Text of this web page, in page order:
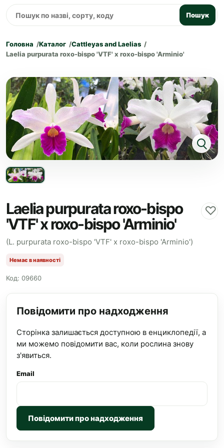
Пошук
Головна Каталог
Cattleyas and Laelias
Laelia purpurata roxo-bispo 'VTF' x roxo-bispo 'Arminio'
Laelia purpurata roxo-bispo
'VTF' x roxo-bispo 'Arminio'
♡
(L. purpurata roxo-bispo 'VTF' x roxo-bispo 'Arminio')
Немає в наявності
Код: 09660
Повідомити про надходження
Сторінка залишається доступною в енциклопедії, а
ми можемо повідомити вас, коли рослина знову
з'явиться.
Email
Повідомити про надходження